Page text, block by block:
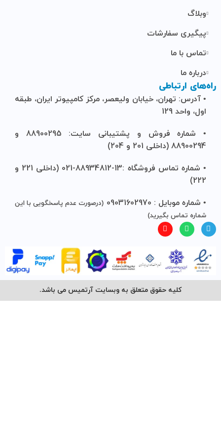
وبلاگ
پیگیری سفارشات
تماس با ما
درباره ما
راه‌های ارتباطی
• آدرس: تهران، خیابان ولیعصر، مرکز کامپیوتر ایران، طبقه
اول، واحد 129
• شماره فروش و پشتیبانی سایت: 88900295 و
88900294 (داخلی 201 و 204)
• شماره تماس فروشگاه :13-88934812-021 (داخلی 221 و
222)
• شماره موبایل : 09031602970
(درصورت عدم پاسخگویی با این
شماره تماس بگیرید)
کلیه حقوق متعلق به وبسایت آرتمیس می باشد.